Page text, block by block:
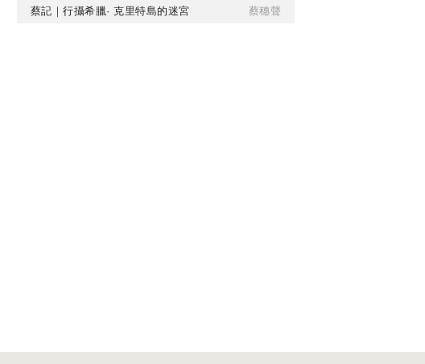
蔡記｜行攝希臘· 克里特島的迷宮
蔡穗聲